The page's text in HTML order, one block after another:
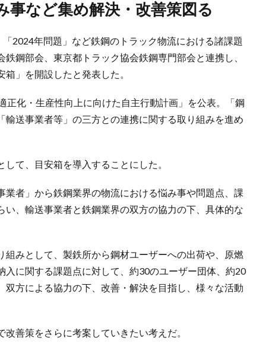
事など集め解決・改善策図る
2024年問題」など鉄鋼のトラック物流における諸課題
鋼部会、東京都トラック協会鉄鋼専門部会と連携し、
」を開設したと発表した。
正化・生産性向上に向けた自主行動計画」を公表。「鋼
送事業者等」の三方との連携に関する取り組みを進め
て、目安箱を導入することにした。
者」から鉄鋼業界の物流における悩み事や問題点、課
、輸送事業者と鉄鋼業界の双方の協力の下、具体的な
みとして、製鉄所から鋼材ユーザーへの出荷や、原燃
に関する課題点に対して、約30のユーザー団体、約20
方による協力の下、改善・解決を目指し、様々な活動
善策をさらに考案していきたい考えだ。